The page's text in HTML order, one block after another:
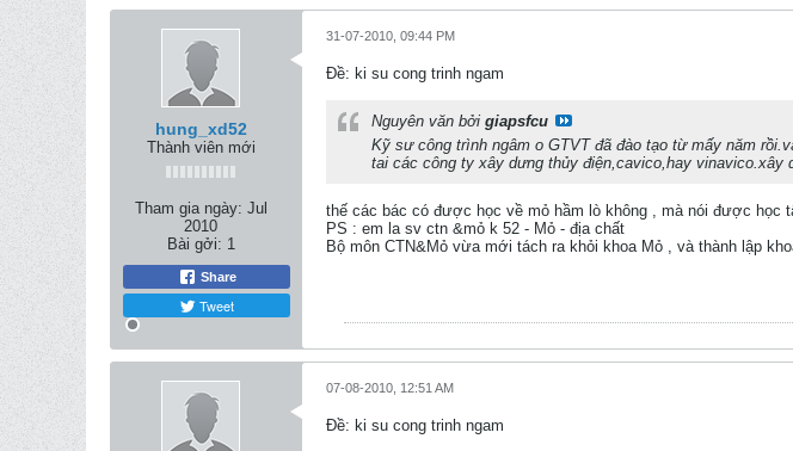
hung_xd52
Thành viên mới
Tham gia ngày: Jul
2010
Bài gởi: 1
Share
Tweet
31-07-2010, 09:44 PM
Ðề: ki su cong trinh ngam
Nguyên văn bởi giapsfcu
Kỹ sư công trình ngâm o GTVT đã đào tạo từ mấy năm
tai các công ty xây dưng thủy điện,cavico,hay vinavico.xây
thế các bác có được học về mỏ hầm lò không , mà nói được học
PS : em la sv ctn &mỏ k 52 - Mỏ - địa chất
Bộ môn CTN&Mỏ vừa mới tách ra khỏi khoa Mỏ , và thành lập
07-08-2010, 12:51 AM
Ðề: ki su cong trinh ngam